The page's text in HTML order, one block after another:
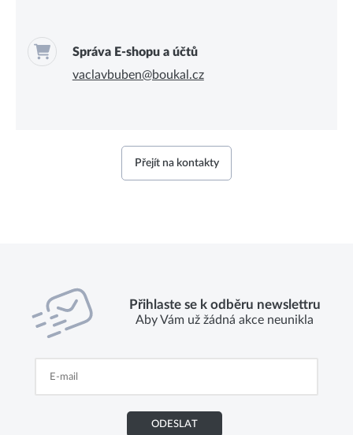
Správa E-shopu a účtů
vaclavbuben@boukal.cz
Přejít na kontakty
Přihlaste se k odběru newslettru
Aby Vám už žádná akce neunikla
ODESLAT